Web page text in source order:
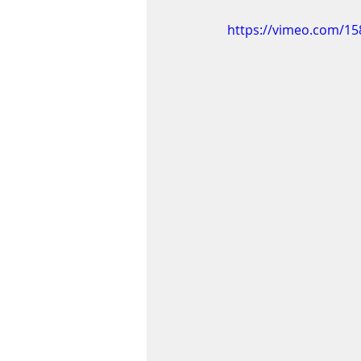
https://vimeo.com/